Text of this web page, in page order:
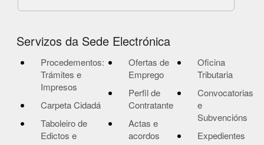
Servizos da Sede Electrónica
Procedementos:
Trámites e
Impresos
Carpeta Cidadá
Taboleiro de
Edictos e
Ofertas de
Emprego
Perfil de
Contratante
Actas e
acordos
Oficina
Tributaria
Convocatorias
e
Subvencións
Expedientes